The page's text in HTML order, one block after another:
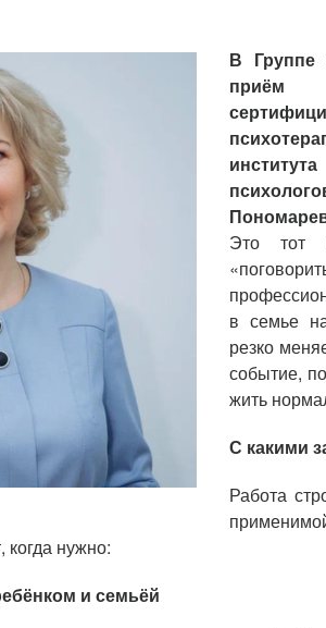
В Группе
приём
Это тот
в семье
резко
событие,
жить
С какими
Работа
нужно:
и семьёй